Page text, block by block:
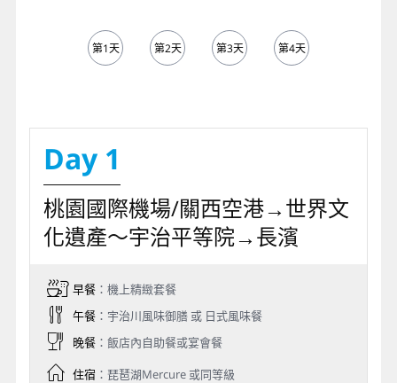
第1天 第2天 第3天 第4天
Day 1
桃園國際機場/關西空港→世界文
化遺產～宇治平等院→長濱
早餐：機上精緻套餐
午餐：宇治川風味御膳 或 日式風味餐
晚餐：飯店內自助餐或宴會餐
住宿：琵琶湖Mercure 或同等級